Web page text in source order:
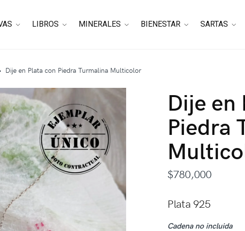
LIBROS MINERALES BIENESTAR SARTAS
Dije en Plata con Piedra Turmalina Multicolor
Dije en
Piedra
$780,000
Plata 925
Cadena no incluida